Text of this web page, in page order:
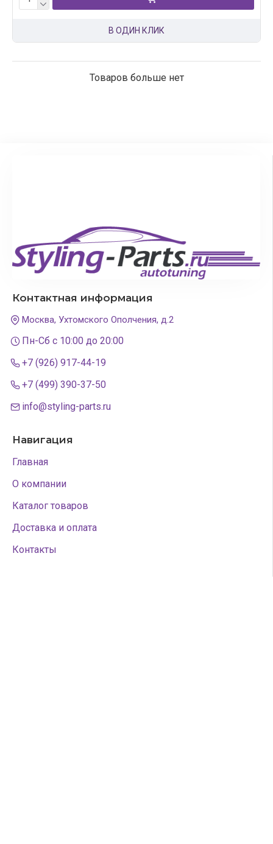
В ОДИН КЛИК
Товаров больше нет
Контактная информация
Москва, Ухтомского Ополчения, д.2
Пн-Сб с 10:00 до 20:00
+7 (926) 917-44-19
+7 (499) 390-37-50
info@styling-parts.ru
Навигация
Главная
О компании
Каталог товаров
Доставка и оплата
Контакты